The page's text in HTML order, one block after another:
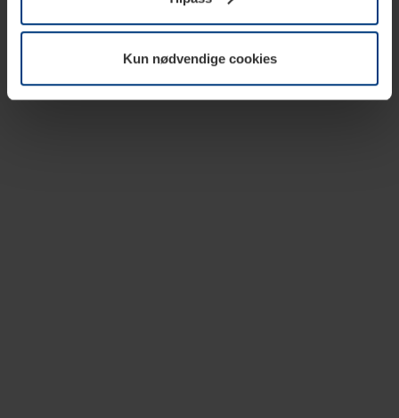
informasjonskapselen på sidenPersonvernerklæringpå
Kun nødvendige cookies